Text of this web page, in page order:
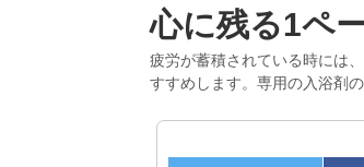
心に残る1ペ
疲労が蓄積されている時には
すすめします。専用の入浴剤